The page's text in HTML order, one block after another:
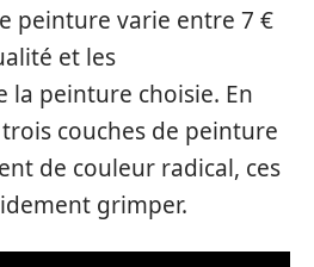
peinture varie entre 7 €
et les
la peinture choisie. En
couches de peinture
de couleur radical, ces
grimper.